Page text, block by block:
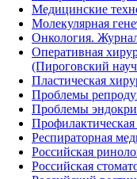
Медицинские
Молекулярная
Онкология.
Оперативная
(Пироговский
Пластическая
Проблемы
Проблемы
Респираторная
Российская
Российская